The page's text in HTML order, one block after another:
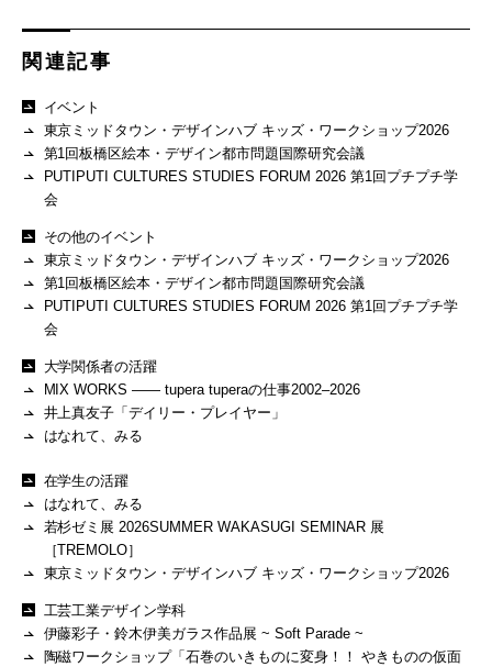
関連記事
イベント
東京ミッドタウン・デザインハブ キッズ・ワークショップ2026
第1回板橋区絵本・デザイン都市問題国際研究会議
PUTIPUTI CULTURES STUDIES FORUM 2026 第1回プチプチ学
会
その他のイベント
東京ミッドタウン・デザインハブ キッズ・ワークショップ2026
第1回板橋区絵本・デザイン都市問題国際研究会議
PUTIPUTI CULTURES STUDIES FORUM 2026 第1回プチプチ学
会
大学関係者の活躍
MIX WORKS —— tupera tuperaの仕事2002–2026
井上真友子「デイリー・プレイヤー」
はなれて、みる
在学生の活躍
はなれて、みる
若杉ゼミ展 2026SUMMER WAKASUGI SEMINAR 展
［TREMOLO］
東京ミッドタウン・デザインハブ キッズ・ワークショップ2026
工芸工業デザイン学科
伊藤彩子・鈴木伊美ガラス作品展 ~ Soft Parade ~
陶磁ワークショップ「石巻のいきものに変身！！ やきものの仮面